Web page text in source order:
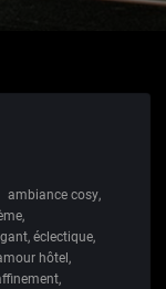
ambiance cosy,
,
, éclectique,
hôtel ,
,